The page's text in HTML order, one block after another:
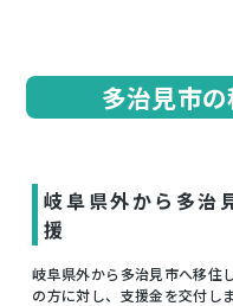
多治見市
岐阜県外から多治
援
岐阜県外から多治見市へ移
の方に対し、支援金を交付しま